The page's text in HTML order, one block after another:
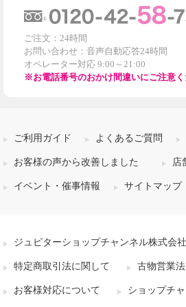
ご注文：24時間
お問い合わせ：音声自動応答24時間
オペレーター対応 9:00～21:00
※お電話番号のおかけ間違いにご注意く
ご利用ガイド よくあるご質問
お客様の声から改善しました 店
イベント・催事情報 サイトマップ
ジュピターショップチャンネル株式会
特定商取引法に関して 古物営業
お客様対応について ショップチ